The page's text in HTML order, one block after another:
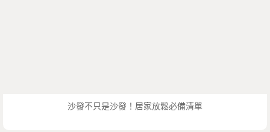
沙發不只是沙發！居家放鬆必備清單